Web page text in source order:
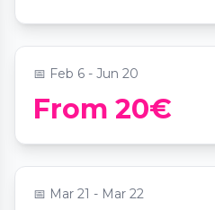
📍Maison de l'Océan
📅 Feb 6 - Jun 20
From 20€
Candlelight :
📍Odéon Théâtre de l'Europe
📅 Mar 21 - Mar 22